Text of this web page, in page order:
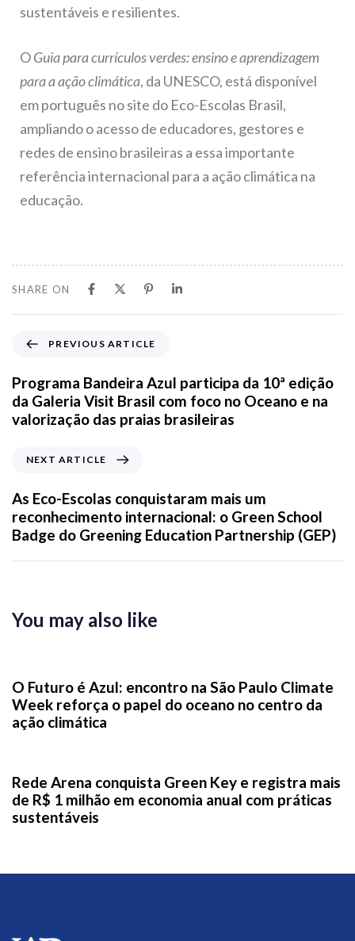
sustentáveis e resilientes.
OGuia para currículos verdes: ensino e aprendizagem
para a ação climática, da UNESCO, está disponível
em português no site do Eco-Escolas Brasil,
ampliando o acesso de educadores, gestores e
redes de ensino brasileiras a essa importante
referência internacional para a ação climática na
educação.
SHARE ON
PREVIOUS ARTICLE
Programa Bandeira Azul participa da 10ª edição
da Galeria Visit Brasil com foco no Oceano e na
valorização das praias brasileiras
NEXT ARTICLE
As Eco-Escolas conquistaram mais um
reconhecimento internacional: o Green School
Badge do Greening Education Partnership (GEP)
You may also like
O Futuro é Azul: encontro na São Paulo Climate
Week reforça o papel do oceano no centro da
ação climática
Rede Arena conquista Green Key e registra mais
de R$ 1 milhão em economia anual com práticas
sustentáveis